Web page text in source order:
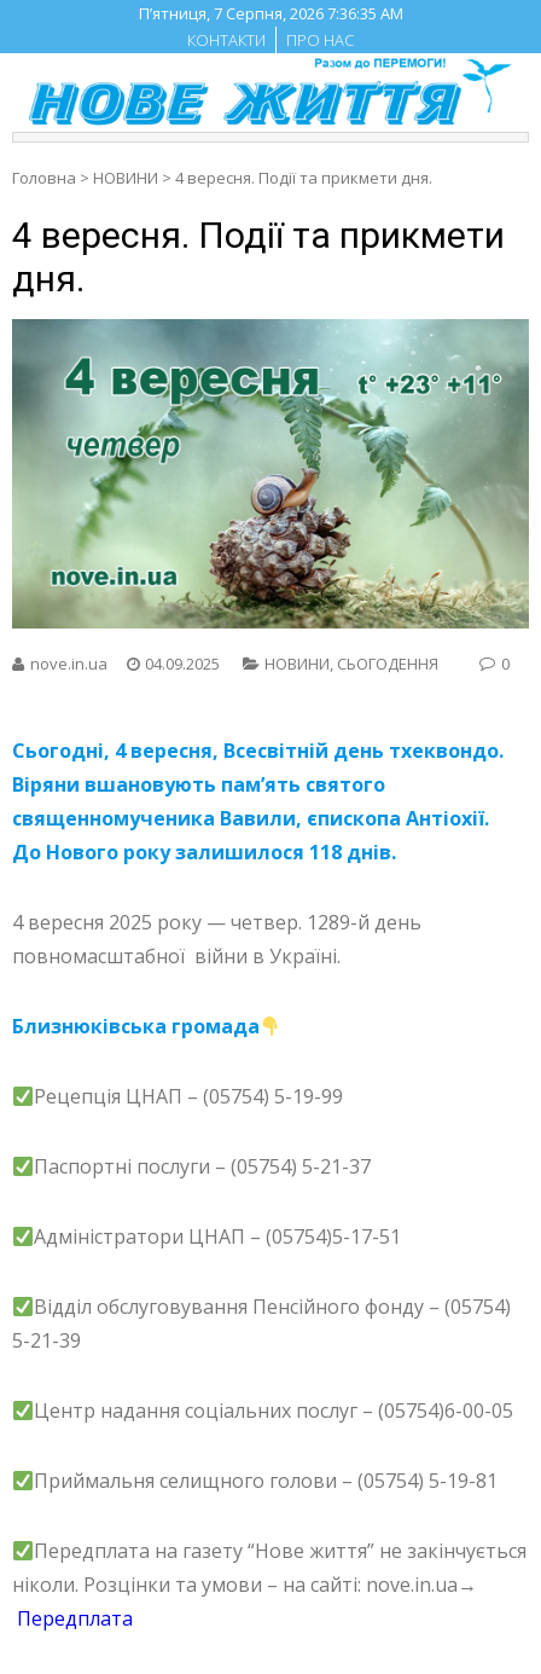
content
П’ятниця, 7 Серпня, 20267:36:36 AM
КОНТАКТИ
ПРО НАС
Головна > НОВИНИ > 4 вересня. Події та прикмети дня.
4 вересня. Події та прикмети
дня.
nove.in.ua 04.09.2025 НОВИНИ, СЬОГОДЕННЯ 0
Сьогодні, 4 вересня, Всесвітній день тхеквондо.
Віряни вшановують пам’ять святого
священномученика Вавили, єпископа Антіохії.
До Нового року залишилося 118 днів.
4 вересня 2025 року — четвер. 1289-й день
повномасштабної війни в Україні.
Близнюківська громада
Рецепція ЦНАП – (05754) 5-19-99
Паспортні послуги – (05754) 5-21-37
Адміністратори ЦНАП – (05754)5-17-51
Відділ обслуговування Пенсійного фонду – (05754)
5-21-39
Центр надання соціальних послуг – (05754)6-00-05
Приймальня селищного голови – (05754) 5-19-81
Передплата на газету “Нове життя” не закінчується
ніколи. Розцінки та умови – на сайті: nove.in.ua→
Передплата